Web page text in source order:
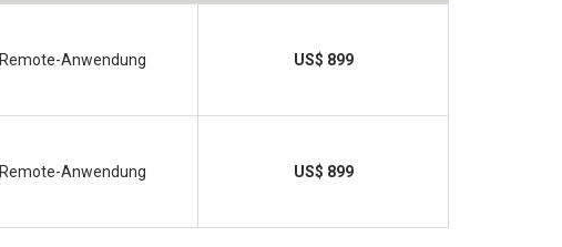
Remote-Anwendung US$ 899
Remote-Anwendung US$ 899